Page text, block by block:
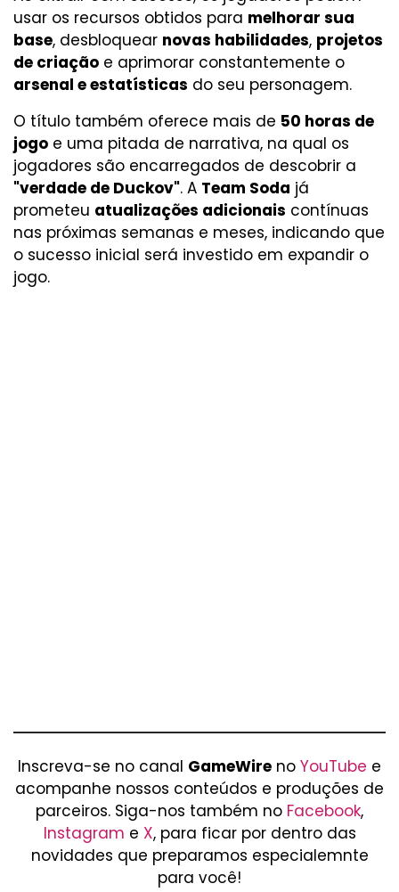
usar os recursos obtidos para melhorar sua
base, desbloquear novas habilidades, projetos
de criação e aprimorar constantemente o
arsenal e estatísticas do seu personagem.
O título também oferece mais de 50 horas de
jogo e uma pitada de narrativa, na qual os
jogadores são encarregados de descobrir a
"verdade de Duckov". A Team Soda já
prometeu atualizações adicionais contínuas
nas próximas semanas e meses, indicando que
o sucesso inicial será investido em expandir o
jogo.
Inscreva-se no canal GameWire no YouTube e
acompanhe nossos conteúdos e produções de
parceiros. Siga-nos também no Facebook,
Instagram e X, para ficar por dentro das
novidades que preparamos especialemnte
para você!